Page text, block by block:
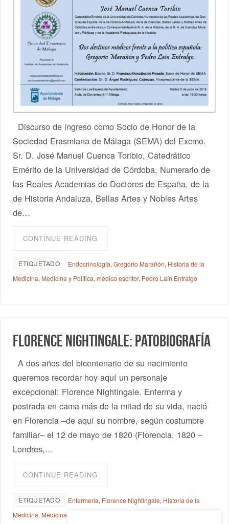
Discurso de ingreso como Socio de Honor de la
Sociedad Erasmiana de Málaga (SEMA) del Excmo.
Sr. D. José Manuel Cuenca Toribio, Catedrático
Emérito de la Universidad de Córdoba, Numerario de
las Reales Academias de Doctores de España, de la
de Historia Andaluza, Bellas Artes y Nobles Artes
de…
CONTINUE READING
ETIQUETADO Endocrinología,Gregorio Marañón, Historia de la
Medicina, Medicina y Política,médico escritor, Pedro Laín Entralgo
Florence Nightingale: patobiografía
A dos años del bicentenario de su nacimiento
queremos recordar hoy aquí un personaje
excepcional: Florence Nightingale. Enferma y
postrada en cama más de la mitad de su vida, nació
en Florencia –de aquí su nombre, según costumbre
familiar– el 12 de mayo de 1820 (Florencia, 1820 –
Londres,…
CONTINUE READING
ETIQUETADO Enfermería, Florence Nightingale, Historia de la
Medicina, Medicina en la guerra